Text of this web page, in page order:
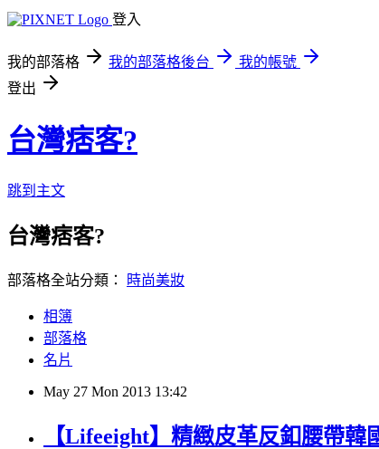
登入
我的部落格 我的部落格後台
我的帳號
登出
台灣痞客?
跳到主文
台灣痞客?
部落格全站分類： 時尚美妝
相簿
部落格
名片
May 27 Mon 2013 13:42
【Lifeeight】精緻皮革反釦腰帶韓